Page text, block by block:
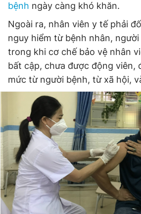
bệnh ngày càng khó khăn.
Ngoài ra, nhân viên y tế phải
nguy hiểm từ bệnh nhân,
trong khi cơ chế bảo vệ nhân
bất cập, chưa được động viên,
mức từ người bệnh, từ xã hội,